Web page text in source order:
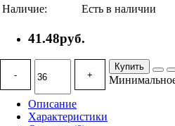
Наличие:
Есть в наличии
41.48руб.
- +
Купить
Минимальное
Описание
Характеристики